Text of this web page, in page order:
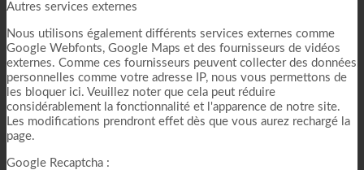
Autres services externes
Nous utilisons également différents services externes comme
Google Webfonts, Google Maps et des fournisseurs de vidéos
externes. Comme ces fournisseurs peuvent collecter des données
personnelles comme votre adresse IP, nous vous permettons de
les bloquer ici. Veuillez noter que cela peut réduire
considérablement la fonctionnalité et l'apparence de notre site.
Les modifications prendront effet dès que vous aurez rechargé la
page.
Google Recaptcha :